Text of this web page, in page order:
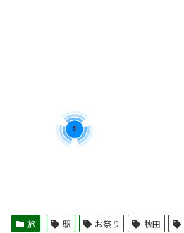
4
旅 駅 お祭り 秋田